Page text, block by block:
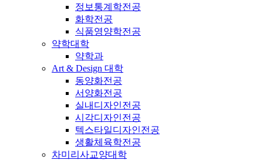
정보통계학전공
화학전공
식품영양학전공
약학대학
약학과
Art & Design 대학
동양화전공
서양화전공
실내디자인전공
시각디자인전공
텍스타일디자인전공
생활체육학전공
차미리사교양대학